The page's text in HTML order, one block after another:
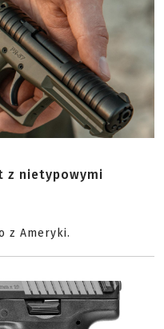
z nietypowymi
z Ameryki.